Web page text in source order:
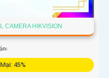
CAMERA HIKVISION
45%